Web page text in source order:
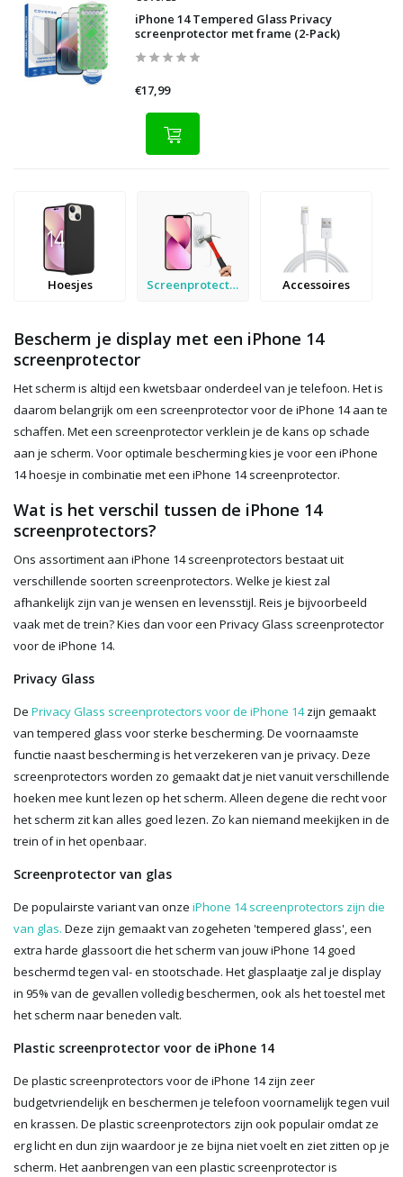
iPhone 14 Tempered Glass Privacy
screenprotector met frame (2-Pack)
€17,99
Hoesjes Screenprotectors Accessoires
Bescherm je display met een iPhone 14
screenprotector
Het scherm is altijd een kwetsbaar onderdeel van je telefoon. Het is
daarom belangrijk om een screenprotector voor de iPhone 14 aan te
schaffen. Met een screenprotector verklein je de kans op schade
aan je scherm. Voor optimale bescherming kies je voor een iPhone
14 hoesje in combinatie met een iPhone 14 screenprotector.
Wat is het verschil tussen de iPhone 14
screenprotectors?
Ons assortiment aan iPhone 14 screenprotectors bestaat uit
verschillende soorten screenprotectors. Welke je kiest zal
afhankelijk zijn van je wensen en levensstijl. Reis je bijvoorbeeld
vaak met de trein? Kies dan voor een Privacy Glass screenprotector
voor de iPhone 14.
Privacy Glass
De Privacy Glass screenprotectors voor de iPhone 14zijn gemaakt
van tempered glass voor sterke bescherming. De voornaamste
functie naast bescherming is het verzekeren van je privacy. Deze
screenprotectors worden zo gemaakt dat je niet vanuit verschillende
hoeken mee kunt lezen op het scherm. Alleen degene die recht voor
het scherm zit kan alles goed lezen. Zo kan niemand meekijken in de
trein of in het openbaar.
Screenprotector van glas
De populairste variant van onze iPhone 14 screenprotectors zijn die
van glas. Deze zijn gemaakt van zogeheten 'tempered glass', een
extra harde glassoort die het scherm van jouw iPhone 14 goed
beschermd tegen val- en stootschade. Het glasplaatje zal je display
in 95% van de gevallen volledig beschermen, ook als het toestel met
het scherm naar beneden valt.
Plastic screenprotector voor de iPhone 14
De plastic screenprotectors voor de iPhone 14 zijn zeer
budgetvriendelijk en beschermen je telefoon voornamelijk tegen vuil
en krassen. De plastic screenprotectors zijn ook populair omdat ze
erg licht en dun zijn waardoor je ze bijna niet voelt en ziet zitten op je
scherm. Het aanbrengen van een plastic screenprotector is